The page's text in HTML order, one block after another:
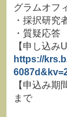
グラムオフ
・採択研究
・質疑応答
【申し込み
https://
【申込み期
まで